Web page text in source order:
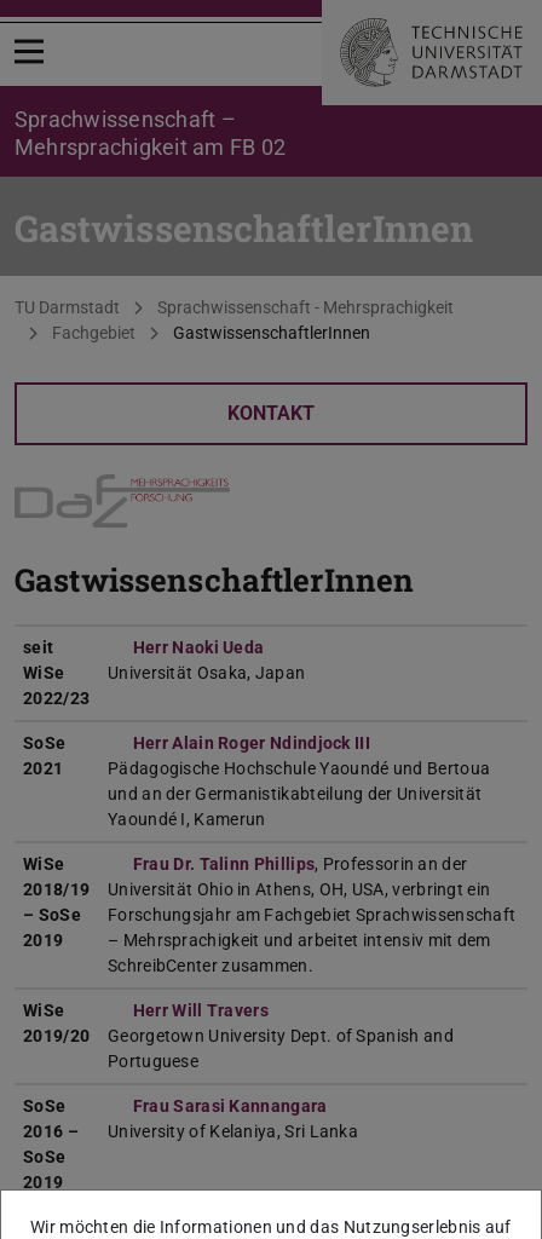
Menü öffnen
Sprachwissenschaft –
Mehrsprachigkeit am FB 02
GastwissenschaftlerInnen
Sie befinden sich hier:
TU Darmstadt
Sprachwissenschaft - Mehrsprachigkeit
Fachgebiet
GastwissenschaftlerInnen
KONTAKT
GastwissenschaftlerInnen
seit
WiSe
2022/23
Herr Naoki Ueda
Universität Osaka, Japan
SoSe
2021
Herr Alain Roger Ndindjock III
Pädagogische Hochschule Yaoundé und Bertoua
und an der Germanistikabteilung der Universität
Yaoundé I, Kamerun
WiSe
2018/19
– SoSe
2019
Frau Dr. Talinn Phillips, Professorin an der
Universität Ohio in Athens, OH, USA, verbringt ein
Forschungsjahr am Fachgebiet Sprachwissenschaft
– Mehrsprachigkeit und arbeitet intensiv mit dem
SchreibCenter zusammen.
WiSe
2019/20
Herr Will Travers
Georgetown University Dept. of Spanish and
Portuguese
SoSe
2016 –
SoSe
2019
Frau Sarasi Kannangara
University of Kelaniya, Sri Lanka
SoSe
Frau Assoc. Prof. Dr. Larissa Aronin(KIVA-
Wir möchten die Informationen und das Nutzungserlebnis auf